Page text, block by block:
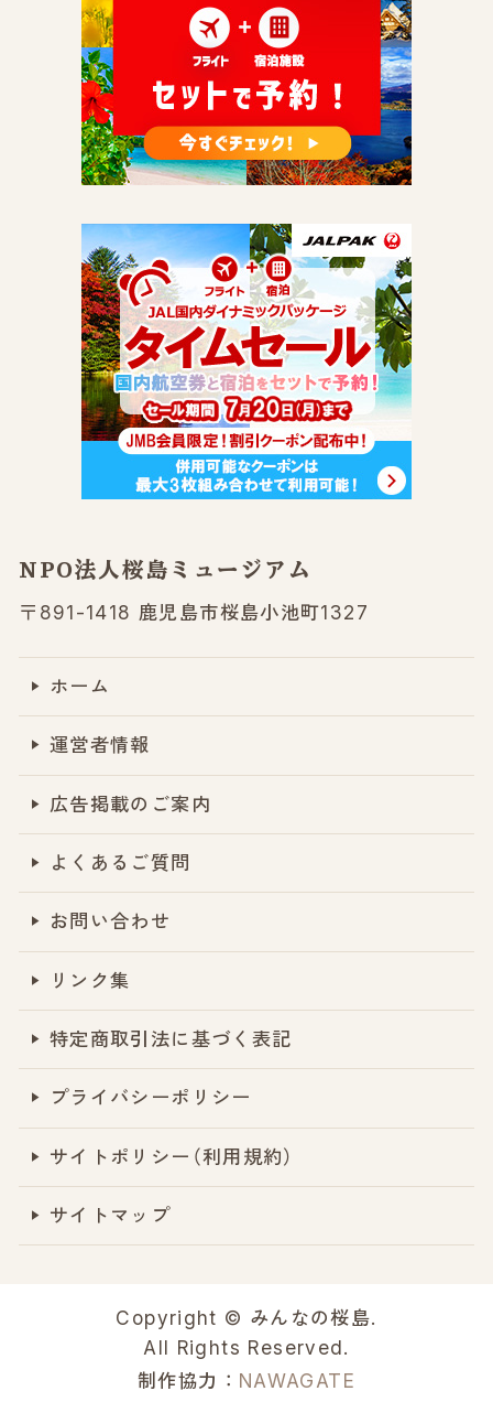
NPO法人桜島ミュージアム
〒891-1418 鹿児島市桜島小池町1327
ホーム
運営者情報
広告掲載のご案内
よくあるご質問
お問い合わせ
リンク集
特定商取引法に基づく表記
プライバシーポリシー
サイトポリシー（利用規約）
サイトマップ
Copyright © みんなの桜島.
All Rights Reserved.
制作協力： NAWAGATE